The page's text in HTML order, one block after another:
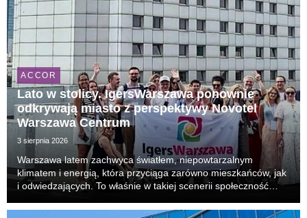
ACCOR
Lato w stolicy. IgersWarszawa ponownie
odkrywają miasto z perspektywy Novotel
Warszawa Centrum
3 sierpnia 2026
Warszawa latem zachwyca światłem, niepowtarzalnym
klimatem i energią, która przyciąga zarówno mieszkańców, jak
i odwiedzających. To właśnie w takiej scenerii społeczność
Warszawa Centrum na wyjątkowym Instameecie, podcz...